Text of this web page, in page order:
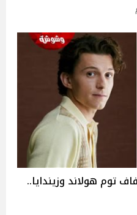
توم هولاند وزيندايا..